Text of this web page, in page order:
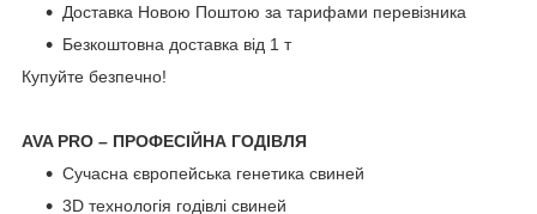
Доставка Новою Поштою за тарифами перевізника
Безкоштовна доставка від 1 т
Купуйте безпечно!
AVA PRO – ПРОФЕСІЙНА ГОДІВЛЯ
Сучасна європейська генетика свиней
3D технологія годівлі свиней